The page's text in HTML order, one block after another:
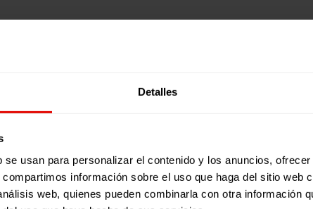
Detalles
usan para personalizar el contenido y los anuncios,
información sobre el uso que haga del sitio web
web, quienes pueden combinarla con otra información